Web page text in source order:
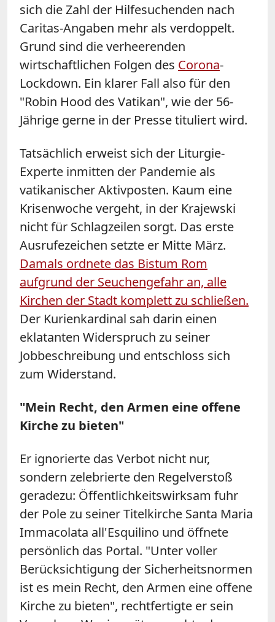
sich die Zahl der Hilfesuchenden nach
Caritas-Angaben mehr als verdoppelt.
Grund sind die verheerenden
wirtschaftlichen Folgen des Corona-
Lockdown. Ein klarer Fall also für den
"Robin Hood des Vatikan", wie der 56-
Jährige gerne in der Presse tituliert wird.
Tatsächlich erweist sich der Liturgie-
Experte inmitten der Pandemie als
vatikanischer Aktivposten. Kaum eine
Krisenwoche vergeht, in der Krajewski
nicht für Schlagzeilen sorgt. Das erste
Ausrufezeichen setzte er Mitte März.
Damals ordnete das Bistum Rom
aufgrund der Seuchengefahr an, alle
Kirchen der Stadt komplett zu schließen.
Der Kurienkardinal sah darin einen
eklatanten Widerspruch zu seiner
Jobbeschreibung und entschloss sich
zum Widerstand.
"Mein Recht, den Armen eine offene
Kirche zu bieten"
Er ignorierte das Verbot nicht nur,
sondern zelebrierte den Regelverstoß
geradezu: Öffentlichkeitswirksam fuhr
der Pole zu seiner Titelkirche Santa Maria
Immacolata all'Esquilino und öffnete
persönlich das Portal. "Unter voller
Berücksichtigung der Sicherheitsnormen
ist es mein Recht, den Armen eine offene
Kirche zu bieten", rechtfertigte er sein